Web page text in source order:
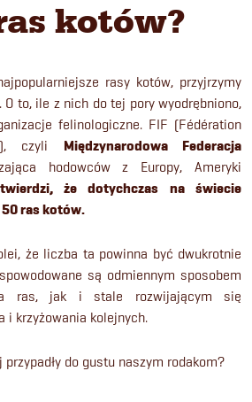
kotów?
rasy kotów, przyjrzymy
to, ile z nich do tej pory wyodrębniono,
felinologiczne. FIF (Fédération
czyli
Międzynarodowa Federacja
hodowców z Europy, Ameryki
twierdzi, że dotychczas na świecie
ras kotów.
że liczba ta powinna być dwukrotnie
są odmiennym sposobem
ras, jak i stale rozwijającym się
i krzyżowania kolejnych.
do gustu naszym rodakom?